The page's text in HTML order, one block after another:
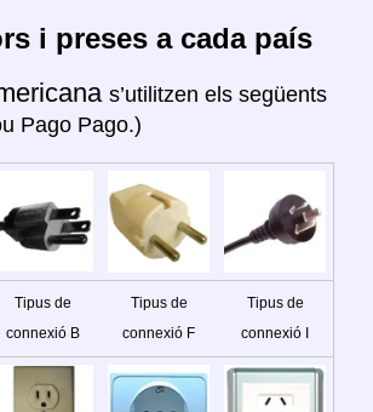
i preses a cada país
s’utilitzen els següents
Pago Pago.)
Tipus de
connexió B
Tipus de
connexió F
Tipus de
connexió I